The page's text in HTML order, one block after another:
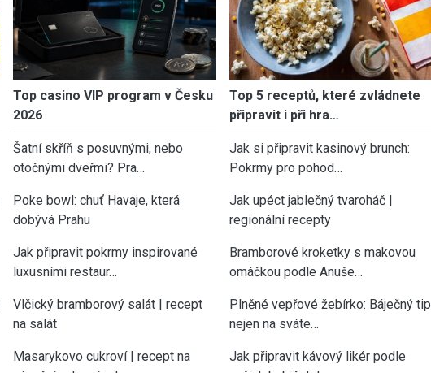
Top casino VIP program v Česku
2026
Šatní skříň s posuvnými, nebo
otočnými dveřmi? Pra…
Poke bowl: chuť Havaje, která
dobývá Prahu
Jak připravit pokrmy inspirované
luxusními restaur…
Vlčický bramborový salát | recept
na salát
Masarykovo cukroví | recept na
Top 5 receptů, které zvládnete
připravit i při hra…
Jak si připravit kasinový brunch:
Pokrmy pro pohod…
Jak upéct jablečný tvaroháč |
regionální recepty
Bramborové kroketky s makovou
omáčkou podle Anuše…
Plněné vepřové žebírko: Báječný tip
nejen na sváte…
Jak připravit kávový likér podle